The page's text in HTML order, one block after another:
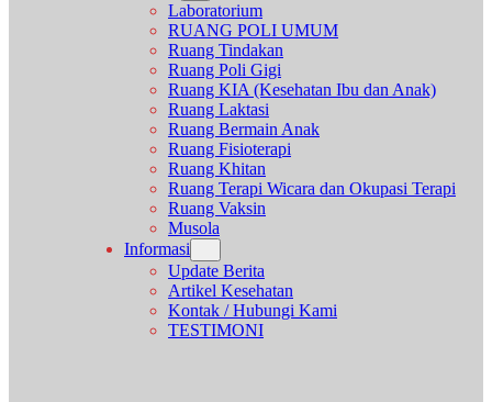
Laboratorium
RUANG POLI UMUM
Ruang Tindakan
Ruang Poli Gigi
Ruang KIA (Kesehatan Ibu dan Anak)
Ruang Laktasi
Ruang Bermain Anak
Ruang Fisioterapi
Ruang Khitan
Ruang Terapi Wicara dan Okupasi Terapi
Ruang Vaksin
Musola
Informasi
Update Berita
Artikel Kesehatan
Kontak / Hubungi Kami
TESTIMONI